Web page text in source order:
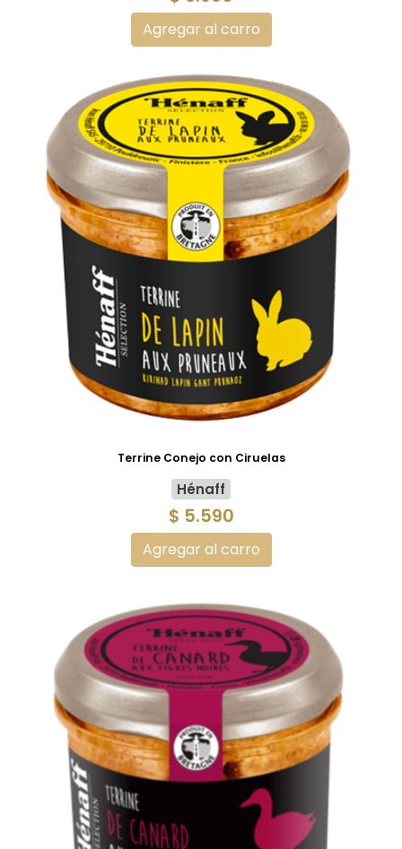
Agregar al carro
Terrine Conejo con Ciruelas
Hénaff
$ 5.590
Agregar al carro